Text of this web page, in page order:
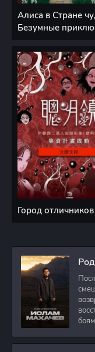
Алиса в Стране
Безумные
Город отличников